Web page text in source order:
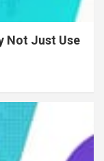
Not Just Use